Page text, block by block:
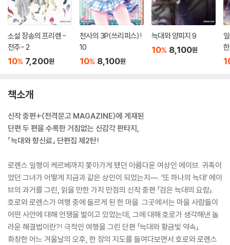
소설 장송의 프리렌 -
전주- 2
10% 7,200원
천사의 3P(쓰리피스)!
10
10% 8,100원
늑대와 양피지 9
10% 8,100원
책소개
신작 중편+〈전격문고 MAGAZINE〉에 게재된
단편 두 편을 수록한 거침없는 신감각 판타지,
『늑대와 향신료』 단편집 제2탄!
로렌스 일행이 케르베까지 쫓아가게 됐던 아름다운 여상인 에이브. 귀족이
었던 그녀가 어떻게 지금과 같은 상인이 되었는지―. ‘또 하나의 늑대’ 에이
브의 과거를 그린, 읽을 만한 가치 만점의 신작 중편 「검은 늑대의 요람」.
호로와 로렌스가 여행 중에 들르게 된 한 마을. 그곳에서는 마을 사람들이
어떤 사안에 대해 언쟁을 벌이고 있었는데, 그에 대해 호로가 생각해낸 놀
라운 해결법이란?! 극적인 여행을 그린 단편 「늑대와 황금빛 약속」.
화창한 어느 겨울날의 오후, 한 장의 지도를 들여다보면서 호로와 로렌스